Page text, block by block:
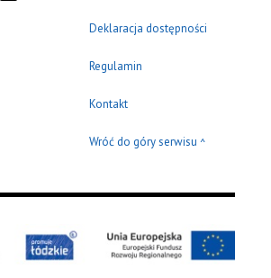
Deklaracja dostępności
Regulamin
Kontakt
Wróć do góry serwisu ^